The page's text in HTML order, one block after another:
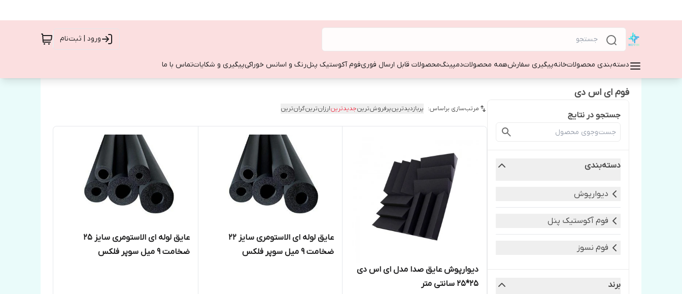
ورود | ثبت‌نام
دسته‌بندی محصولاتخانهپیگیری سفارشهمه محصولاتدمپینگمحصولات قابل ارسال فوریفوم آکوستیک پنلرنگ و اسانس خوراکیپیگیری و شکایاتتماس با ما
فوم ای اس دی
جستجو در نتایج
دسته‌بندی
دیوارپوش
فوم آکوستیک پنل
فوم نسوز
برند
مرتب‌سازی براساس: پربازدیدترینپرفروش‌ترینجدیدترینارزان‌ترینگران‌ترین
دیوارپوش عایق صدا مدل ای اس دی
25*25 سانتی متر
عایق لوله ای الاستومری سایز ۲۲
ضخامت ۹ میل سوپر فلکس
عایق لوله ای الاستومری سایز ۲۵
ضخامت ۹ میل سوپر فلکس